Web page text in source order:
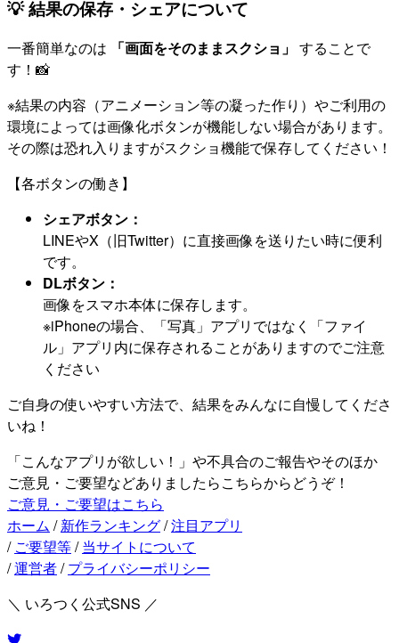
💡 結果の保存・シェアについて
一番簡単なのは 「画面をそのままスクショ」 することで
す！📸
※結果の内容（アニメーション等の凝った作り）やご利用の
環境によっては画像化ボタンが機能しない場合があります。
その際は恐れ入りますがスクショ機能で保存してください！
【各ボタンの働き】
シェアボタン：
LINEやX（旧Twitter）に直接画像を送りたい時に便利
です。
DLボタン：
画像をスマホ本体に保存します。
※iPhoneの場合、「写真」アプリではなく「ファイ
ル」アプリ内に保存されることがありますのでご注意
ください
ご自身の使いやすい方法で、結果をみんなに自慢してくださ
いね！
「こんなアプリが欲しい！」や不具合のご報告やそのほか
ご意見・ご要望などありましたらこちらからどうぞ！
ご意見・ご要望はこちら
ホーム / 新作ランキング/注目アプリ
/ ご要望等/ 当サイトについて
/運営者/ プライバシーポリシー
＼ いろつく公式SNS ／